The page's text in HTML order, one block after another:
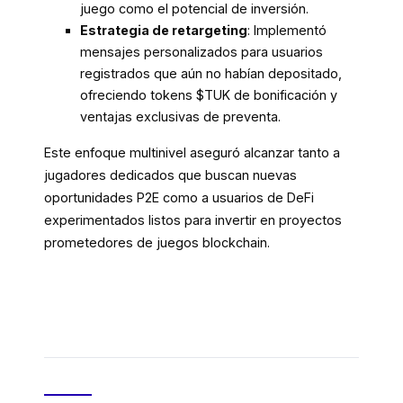
juego como el potencial de inversión.
Estrategia de retargeting: Implementó
mensajes personalizados para usuarios
registrados que aún no habían depositado,
ofreciendo tokens $TUK de bonificación y
ventajas exclusivas de preventa.
Este enfoque multinivel aseguró alcanzar tanto a
jugadores dedicados que buscan nuevas
oportunidades P2E como a usuarios de DeFi
experimentados listos para invertir en proyectos
prometedores de juegos blockchain.